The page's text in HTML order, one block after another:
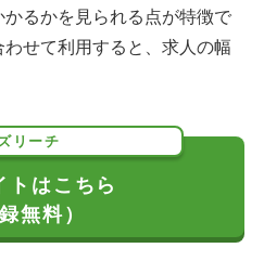
るかを見られる点が特徴で
せて利用すると、求人の幅
リーチ
トはこちら
無料）